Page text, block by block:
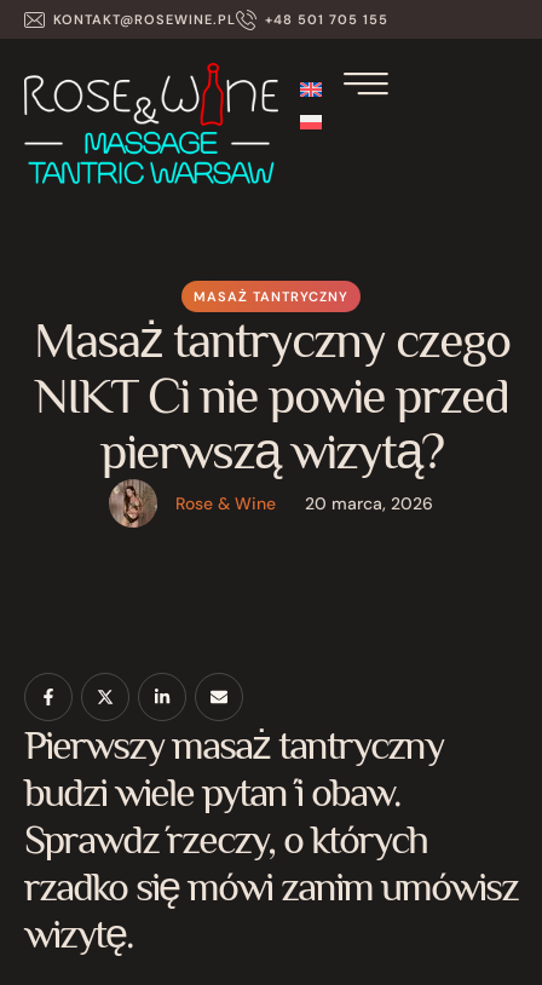
KONTAKT@ROSEWINE.PL +48 501 705 155
MASAŻ TANTRYCZNY
Masaż tantryczny czego
NIKT Ci nie powie przed
pierwszą wizytą?
Rose & Wine 20 marca, 2026
Pierwszy masaż tantryczny
budzi wiele pytań i obaw.
Sprawdź rzeczy, o których
rzadko się mówi zanim umówisz
wizytę.